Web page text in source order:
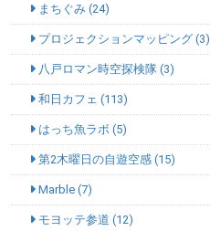
まちぐみ (24)
プロジェクションマッピング (3)
八戸ロマン時空探検隊 (3)
和日カフェ (113)
はっち魚ラボ (5)
第2木曜日の自遊空感 (15)
Marble (7)
モヨッテ参道 (12)